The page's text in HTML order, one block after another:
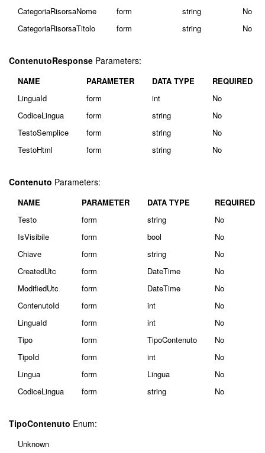
CategoriaRisorsaNome
form string
No
CategoriaRisorsaTitolo
form string No
ContenutoResponse Parameters:
NAME PARAMETER DATA TYPE
REQUIRED
LinguaId
form int
No
CodiceLingua
form string
No
TestoSemplice
form string
No
TestoHtml
form string No
Contenuto Parameters:
NAME PARAMETER DATA TYPE
REQUIRED
Testo
form string
No
IsVisibile
form bool
No
Chiave
form string
No
CreatedUtc
form DateTime
No
ModifiedUtc
form DateTime
No
ContenutoId
form int
No
LinguaId
form int
No
Tipo
form TipoContenuto
No
TipoId
form int
No
Lingua
form Lingua
No
CodiceLingua
form string No
TipoContenuto Enum:
Unknown